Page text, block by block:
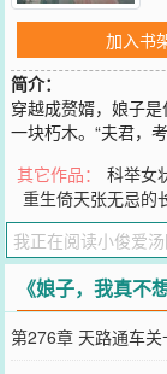
加入书
简介：
穿越成赘婿，娘子
一块朽木。“夫君，
“之乎者也”和简单
吧，为了报答救命
咸鱼心，勉强……去
您要是觉得《娘子
群和微博微信里的朋
其它作品： 科举女
重生倚天张无忌的
《娘子，我真不
第276章 天路通车关